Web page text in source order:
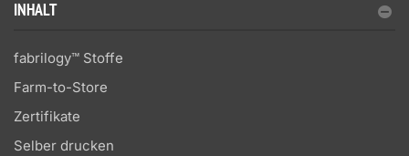
INHALT
fabrilogy™ Stoffe
Farm-to-Store
Zertifikate
Selber drucken